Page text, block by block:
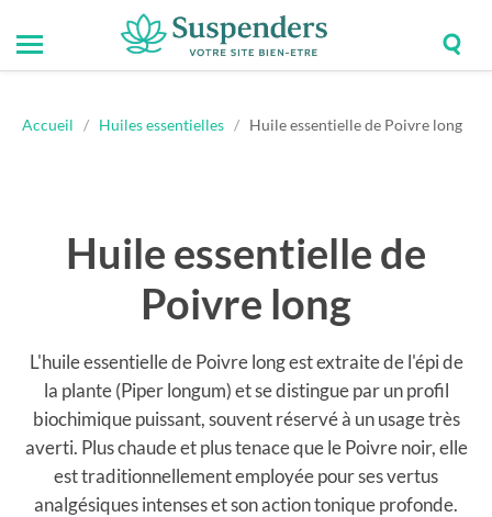
Suspenders
Toggle
mobile
Accueil / Huiles essentielles / Huile essentielle de Poivre long
Huile essentielle de
Poivre long
L'huile essentielle de Poivre long est extraite de l'épi de
la plante (Piper longum) et se distingue par un profil
biochimique puissant, souvent réservé à un usage très
averti. Plus chaude et plus tenace que le Poivre noir, elle
est traditionnellement employée pour ses vertus
analgésiques intenses et son action tonique profonde.